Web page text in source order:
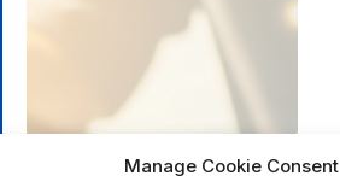
Manage Cookie Consent